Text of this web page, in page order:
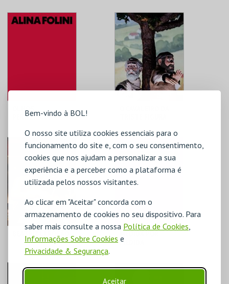
Bem-vindo à BOL!
O nosso site utiliza cookies essenciais para o
funcionamento do site e, com o seu consentimento,
cookies que nos ajudam a personalizar a sua
experiência e a perceber como a plataforma é
utilizada pelos nossos visitantes.
Ao clicar em "Aceitar" concorda com o
armazenamento de cookies no seu dispositivo. Para
saber mais consulte a nossa Política de Cookies
Informações Sobre Cookies e
Privacidade & Segurança.
Aceitar
T. M. JOAQUIM
BENITE
T. M. JOAQUIM
BENITE
MAIS INFO
COMPRAR
OLHOS
PERIFÉRICOS
LÍNGUAS
ENROLADAS
CHAMAM UM
VULCÃO
T. M. JOAQUIM
BENITE
MAIS INFO
T. M. JOAQUIM
BENITE
MAIS INFO
BEATRIZ LI ROSÃO
T. M. JOAQUIM
MEDIDA
T. M. JOAQUIM